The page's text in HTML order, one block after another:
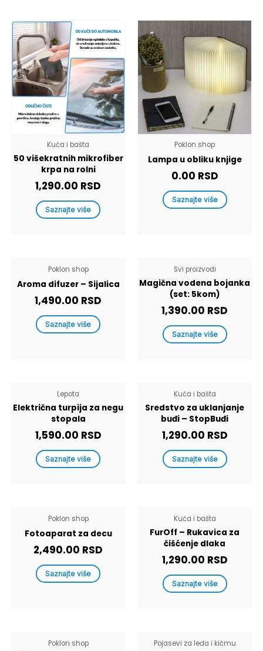
Kuća i bašta
50 višekratnih mikrofiber
krpa na rolni
1,290.00 RSD
Saznajte više
Poklon shop
Lampa u obliku knjige
0.00 RSD
Saznajte više
Poklon shop
Aroma difuzer – Sijalica
1,490.00 RSD
Saznajte više
Svi proizvodi
Magična vodena bojanka
(set: 5kom)
1,390.00 RSD
Saznajte više
Lepota
Električna turpija za negu
stopala
1,590.00 RSD
Saznajte više
Kuća i bašta
Sredstvo za uklanjanje
buđi – StopBuđi
1,290.00 RSD
Saznajte više
Poklon shop
Fotoaparat za decu
2,490.00 RSD
Saznajte više
Kuća i bašta
FurOff – Rukavica za
čišćenje dlaka
1,290.00 RSD
Saznajte više
Poklon shop Pojasevi za leđa i kičmu